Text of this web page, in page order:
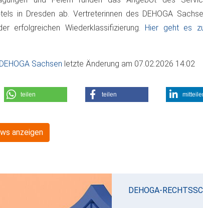
in Dresden ab. Vertreterinnen des DEHOGA
erfolgreichen Wiederklassifizierung. Hier geht es
DEHOGA Sachsen letzte Änderung am 07.02.2026 14:02
teilen teilen
anzeigen
DEHOGA-